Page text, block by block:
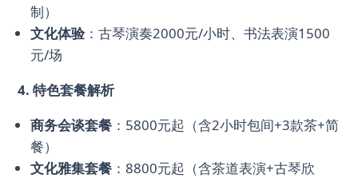
制）
文化体验：古琴演奏2000元/小时、书法表演1500
元/场
4. 特色套餐解析
商务会谈套餐 ：5800元起（含2小时包间+3款茶+简
餐）
文化雅集套餐 ：8800元起（含茶道表演+古琴欣